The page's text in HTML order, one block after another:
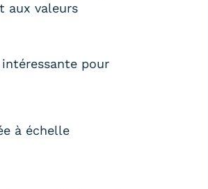
aux valeurs
intéressante pour
à échelle